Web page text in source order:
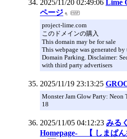
2025/11/20 02:49:06 Lime
ページ
project-lime.com
このドメインの購入
This domain may be for sale
This webpage was generated
Domain Parking. Disclaimer:
with third party advertisers
2025/11/19 23:13:25
Monster Jam Glow Party: Neon
18
2025/11/05 04:12:23 みる
Homepage- 【 しまぱん